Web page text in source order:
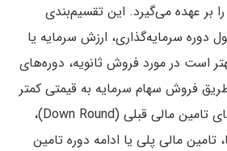
سرمایه‌گذاری تا سری C را بر عهده می‌گیرد. این تقسیم‌بندی
سرمایه‌گذاری، ارزش سرمایه یا
است در مورد فروش ثانویه، دوره‌های
فروش سهام سرمایه به قیمتی کمتر
از فروش سهام در دوره‌های تامین مالی قبلی (Down Round)،
تامین مالی پلی یا ادامه دوره تامین